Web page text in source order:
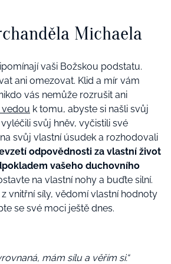
Michaela
vaši Božskou podstatu.
ani omezovat. Klid a mír vám
vás nemůže rozrušit ani
vedou k tomu, abyste si našli svůj
svůj hněv, vyčistili své
svůj vlastní úsudek a rozhodovali
odpovědnosti za vlastní život
vašeho duchovního
na vlastní nohy a buďte silní.
vnitřní síly, vědomí vlastní hodnoty
se své moci ještě dnes.
mám sílu a věřím si.“